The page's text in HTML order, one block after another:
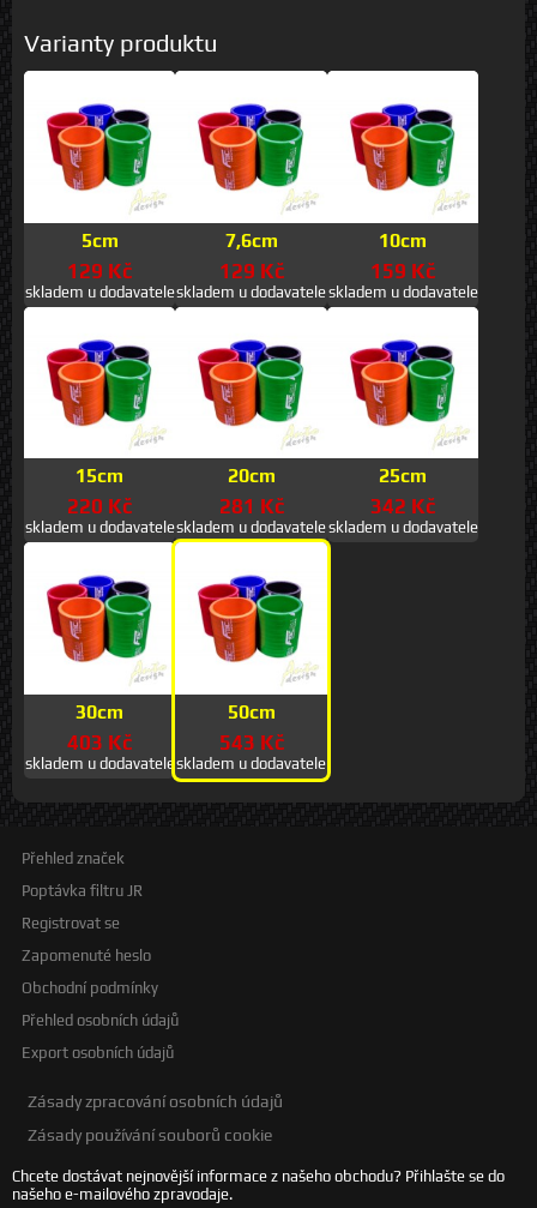
Varianty produktu
5cm
129 Kč
skladem u dodavatele
7,6cm
129 Kč
skladem u dodavatele
10cm
159 Kč
skladem u dodavatele
15cm
220 Kč
skladem u dodavatele
20cm
281 Kč
skladem u dodavatele
25cm
342 Kč
skladem u dodavatele
30cm
403 Kč
skladem u dodavatele
50cm
543 Kč
skladem u dodavatele
Přehled značek
Poptávka filtru JR
Registrovat se
Zapomenuté heslo
Obchodní podmínky
Přehled osobních údajů
Export osobních údajů
Zásady zpracování osobních údajů
Zásady používání souborů cookie
Chcete dostávat nejnovější informace z našeho obchodu? Přihlašte se do
našeho e-mailového zpravodaje.